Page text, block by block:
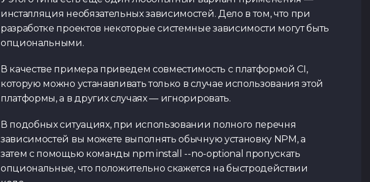
инсталляция необязательных зависимостей. Дело в том, что при
разработке проектов некоторые системные зависимости могут быть
опциональными.
В качестве примера приведем совместимость с платформой CI,
которую можно устанавливать только в случае использования этой
платформы, а в других случаях — игнорировать.
В подобных ситуациях, при использовании полного перечня
зависимостей вы можете выполнять обычную установку NPM, а
затем с помощью команды npm install --no-optional пропускать
опциональные, что положительно скажется на быстродействии